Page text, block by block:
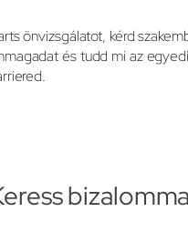
önvizsgálatot, kérd
és tudd mi az